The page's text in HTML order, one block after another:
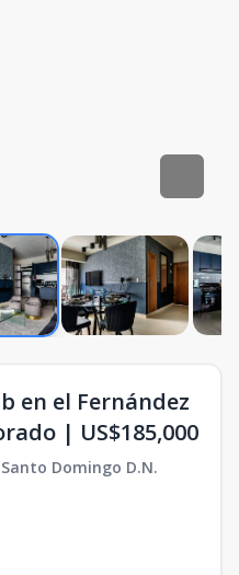
en el Fernández
| US$185,000
Santo Domingo D.N.